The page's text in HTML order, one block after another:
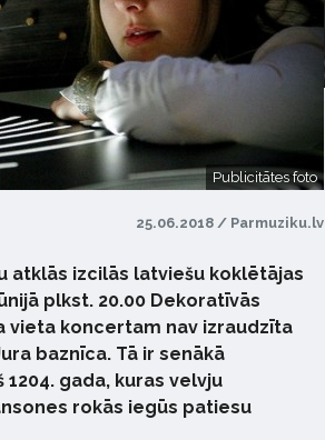
Publicitātes foto
25.06.2018 / Parmuziku.lv
atklās izcilās latviešu koklētājas
plkst. 20.00 Dekoratīvās
vieta koncertam nav izraudzīta
baznīca. Tā ir senākā
gada, kuras velvju
rokās iegūs patiesu